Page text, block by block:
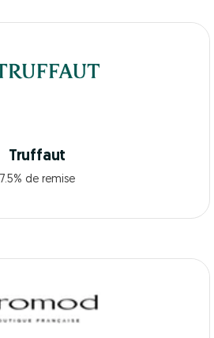
Truffaut
7.5% de remise